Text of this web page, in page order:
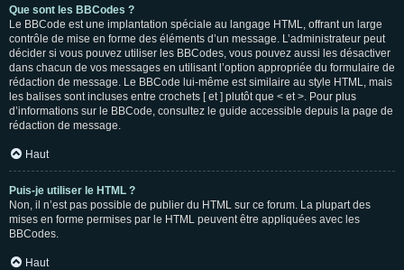
Que sont les BBCodes ?
Le BBCode est une implantation spéciale au langage HTML, offrant un large
contrôle de mise en forme des éléments d’un message. L’administrateur peut
décider si vous pouvez utiliser les BBCodes, vous pouvez aussi les désactiver
dans chacun de vos messages en utilisant l’option appropriée du formulaire de
rédaction de message. Le BBCode lui-même est similaire au style HTML, mais
les balises sont incluses entre crochets [ et ] plutôt que < et >. Pour plus
d’informations sur le BBCode, consultez le guide accessible depuis la page de
rédaction de message.
Haut
Puis-je utiliser le HTML ?
Non, il n’est pas possible de publier du HTML sur ce forum. La plupart des
mises en forme permises par le HTML peuvent être appliquées avec les
BBCodes.
Haut